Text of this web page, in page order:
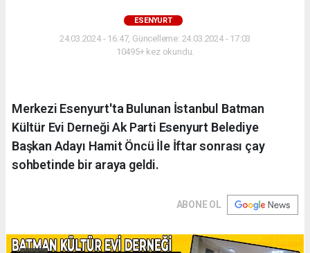
ESENYURT
24.03.2024 - 16:47, Güncelleme: 24.03.2024 - 17:03
10495+ kez okundu.
Merkezi Esenyurt'ta Bulunan İstanbul Batman
Kültür Evi Derneği Ak Parti Esenyurt Belediye
Başkan Adayı Hamit Öncü İle İftar sonrası çay
sohbetinde bir araya geldi.
ABONE OL